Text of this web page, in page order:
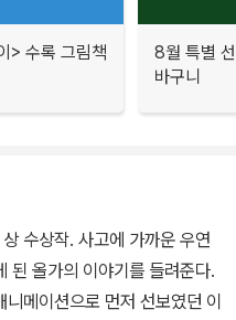
> 수록 그림책
8월 특별
바구니
수상작. 사고에 가까운 우연
된 올가의 이야기를 들려준다.
메이션으로 먼저 선보였던 이